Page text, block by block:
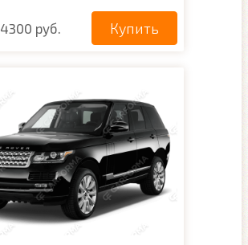
4300 руб. Купить